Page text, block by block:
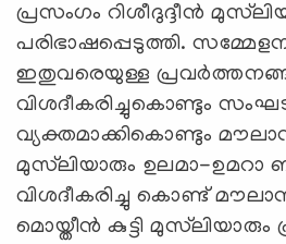
പ്രസംഗം റിശീദുദ്ദീന്‍
പരിഭാഷപ്പെടുത്തി.
ഇതുവരെയുള്ള
വിശദീകരിച്ചുകൊണ്ടും
വ്യക്തമാക്കികൊണ്ടും
മുസ്‌ലിയാരും ഉലമാ-ഉമറാ
വിശദീകരിച്ചു കൊണ്ട്
മൊയ്തീന്‍ കുട്ടി മുസ്‌ലിയാരും